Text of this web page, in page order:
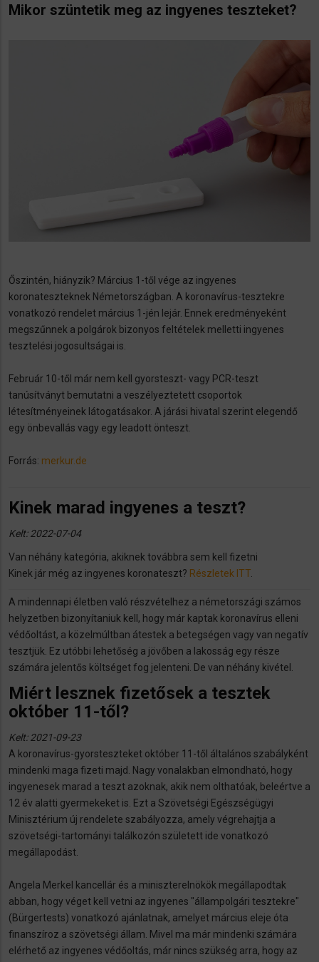
Mikor szüntetik meg az ingyenes teszteket?
Őszintén, hiányzik? Március 1-től vége az ingyenes
koronateszteknek Németországban. A koronavírus-tesztekre
vonatkozó rendelet március 1-jén lejár. Ennek eredményeként
megszűnnek a polgárok bizonyos feltételek melletti ingyenes
tesztelési jogosultságai is.
Február 10-től már nem kell gyorsteszt- vagy PCR-teszt
tanúsítványt bemutatni a veszélyeztetett csoportok
létesítményeinek látogatásakor. A járási hivatal szerint elegendő
egy önbevallás vagy egy leadott önteszt.
Forrás: merkur.de
Kinek marad ingyenes a teszt?
Kelt: 2022-07-04
Van néhány kategória, akiknek továbbra sem kell fizetni
Kinek jár még az ingyenes koronateszt? Részletek ITT
A mindennapi életben való részvételhez a németországi számos
helyzetben bizonyítaniuk kell, hogy már kaptak koronavírus elleni
védőoltást, a közelmúltban átestek a betegségen vagy van negatív
tesztjük. Ez utóbbi lehetőség a jövőben a lakosság egy része
számára jelentős költséget fog jelenteni. De van néhány kivétel.
Miért lesznek fizetősek a tesztek
október 11-től?
Kelt: 2021-09-23
A koronavírus-gyorsteszteket október 11-től általános szabályként
mindenki maga fizeti majd. Nagy vonalakban elmondható, hogy
ingyenesek marad a teszt azoknak, akik nem olthatóak, beleértve a
12 év alatti gyermekeket is. Ezt a Szövetségi Egészségügyi
Minisztérium új rendelete szabályozza, amely végrehajtja a
szövetségi-tartományi találkozón született ide vonatkozó
megállapodást.
Angela Merkel kancellár és a miniszterelnökök megállapodtak
abban, hogy véget kell vetni az ingyenes "állampolgári tesztekre"
(Bürgertests) vonatkozó ajánlatnak, amelyet március eleje óta
finanszíroz a szövetségi állam. Mivel ma már mindenki számára
elérhető az ingyenes védőoltás, már nincs szükség arra, hogy az